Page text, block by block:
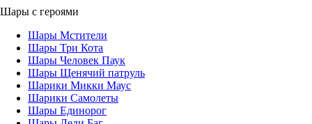
Шары с героями
Шары Мстители
Шары Три Кота
Шары Человек Паук
Шары Щенячий патруль
Шарики Микки Маус
Шарики Самолеты
Шары Единорог